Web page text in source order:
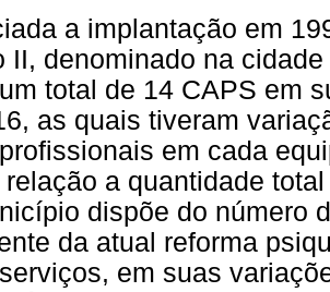
a implantação em
II, denominado na
total de 14 CAPS em
as quais tiveram
em cada
relação a quantidade
dispõe do número
da atual reforma
em suas